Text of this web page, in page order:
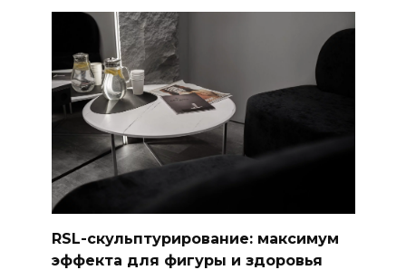
RSL-скульптурирование: максимум
эффекта для фигуры и здоровья